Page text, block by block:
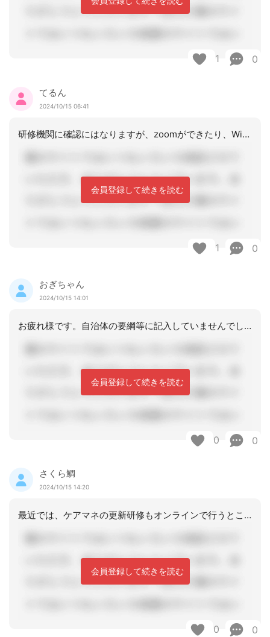
1 0
てるん
2024/10/15 06:41
研修機関に確認にはなりますが、zoomができたり、Wi-Fi環境にもよるかと思い
会員登録して続きを読む
1 0
おぎちゃん
2024/10/15 14:01
お疲れ様です。自治体の要綱等に記入していませんでしょうか
会員登録して続きを読む
0 0
さくら鯛
2024/10/15 14:20
最近では、ケアマネの更新研修もオンラインで行うところも多いようですがうちの地域も
会員登録して続きを読む
0 0